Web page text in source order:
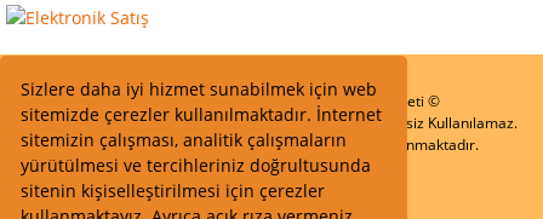
Sizlere daha iyi hizmet sunabilmek için web
sitemizde çerezler kullanılmaktadır. İnternet
sitemizin çalışması, analitik çalışmaların
yürütülmesi ve tercihleriniz doğrultusunda
sitenin kişiselleştirilmesi için çerezler
Start Elektronik Sanayi ve Ticaret Limited Şirketi ©
Resimler Yazılar ve İçeriklerin Tüm hakları saklıdır ve İzinsiz Kullanılamaz.
Kredi kartı bilgileriniz 256bit SSL Sertifikası ile Korunmaktadır.